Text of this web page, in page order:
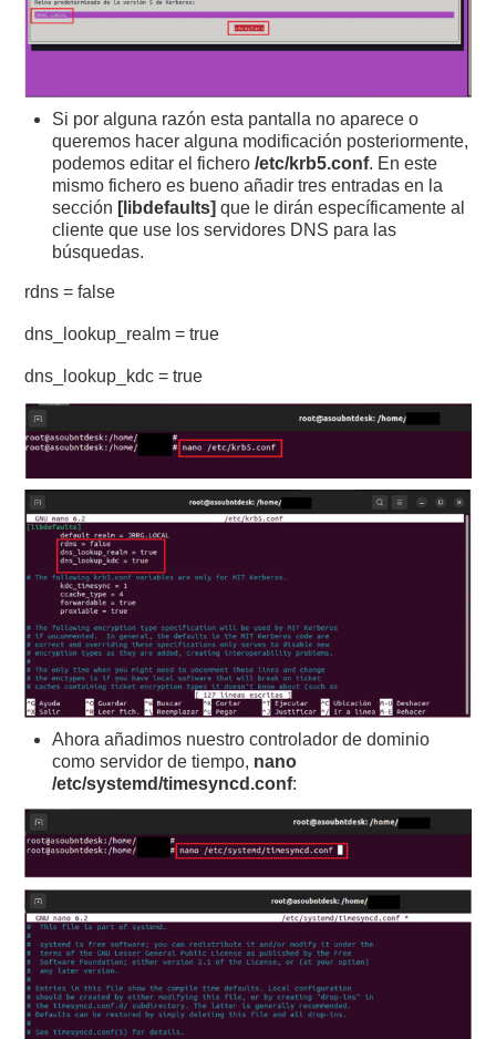
Si por alguna razón esta pantalla no aparece o
queremos hacer alguna modificación posteriormente,
podemos editar el fichero/etc/krb5.conf. En este
mismo fichero es bueno añadir tres entradas en la
sección [libdefaults] que le dirán específicamente al
cliente que use los servidores DNS para las
búsquedas.
rdns = false
dns_lookup_realm = true
dns_lookup_kdc = true
Ahora añadimos nuestro controlador de dominio
como servidor de tiempo, nano
/etc/systemd/timesyncd.conf: